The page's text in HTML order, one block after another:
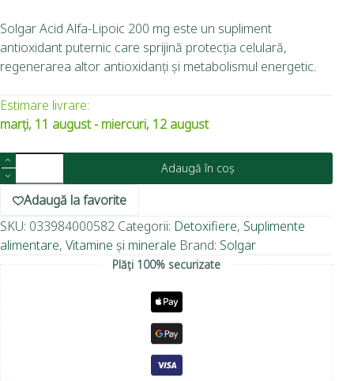
Solgar Acid Alfa-Lipoic 200 mg este un supliment
antioxidant puternic care sprijină protecția celulară,
regenerarea altor antioxidanți și metabolismul energetic.
Estimare livrare:
marți, 11 august - miercuri, 12 august
Adaugă în coș
Adaugă la favorite
SKU: 033984000582 Categorii: Detoxifiere, Suplimente
alimentare, Vitamine și minerale Brand: Solgar
Plăți 100% securizate